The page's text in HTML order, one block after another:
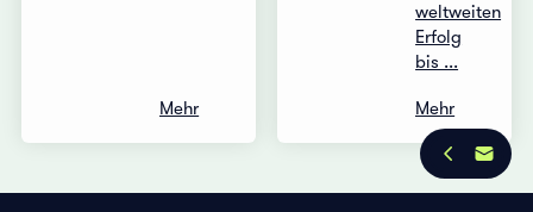
Mehr
weltweiten
Erfolg
bis ...
Mehr